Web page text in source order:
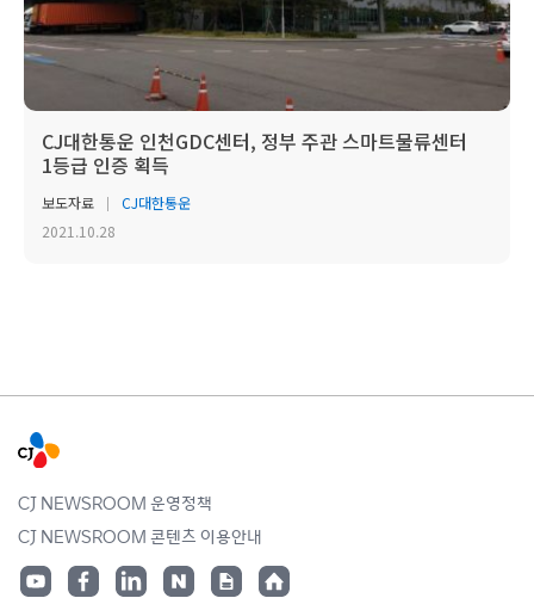
CJ대한통운 인천GDC센터, 정부 주관 스마트물류센터
1등급 인증 획득
보도자료
CJ대한통운
2021.10.28
CJ NEWSROOM 운영정책
CJ NEWSROOM 콘텐츠 이용안내